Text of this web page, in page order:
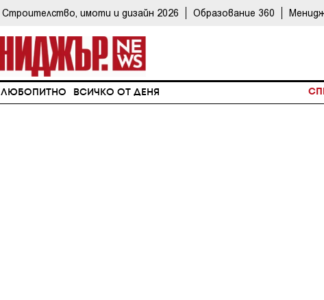
Строителство, имоти и дизайн 2026 Образование 360
ЛЮБОПИТНО ВСИЧКО ОТ ДЕНЯ